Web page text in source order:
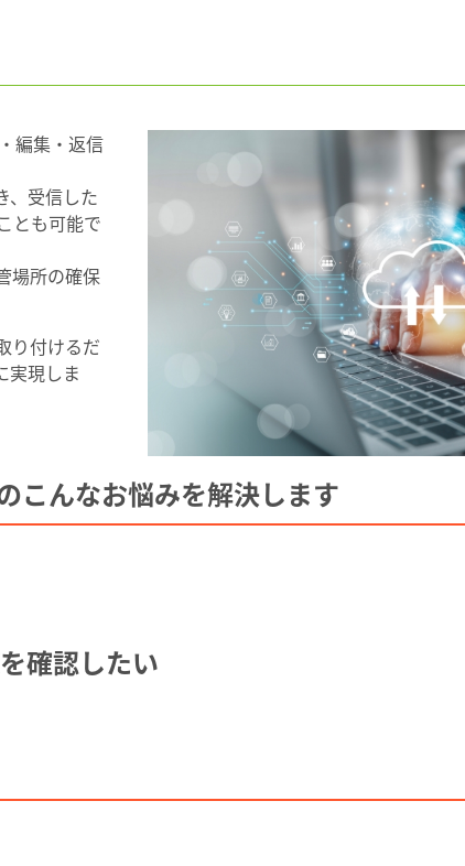
編集・返信
、受信した
とも可能で
場所の確保
り付けるだ
実現しま
こんなお悩みを解決します
確認したい